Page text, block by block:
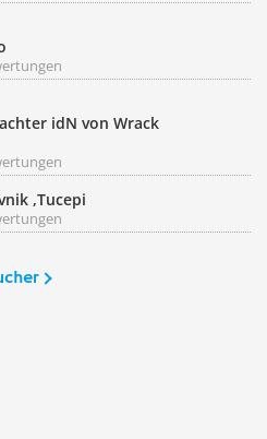
idN von Wrack
,Tucepi